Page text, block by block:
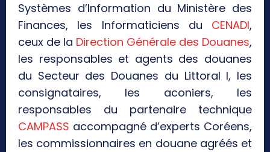
Systèmes d’Information du Ministère des
Finances, les Informaticiens du CENADI,
ceux de la Direction Générale des Douanes,
les responsables et agents des douanes
du Secteur des Douanes du Littoral I, les
consignataires, les aconiers, les
responsables du partenaire technique
CAMPASS accompagné d’experts Coréens,
les commissionnaires en douane agréés et